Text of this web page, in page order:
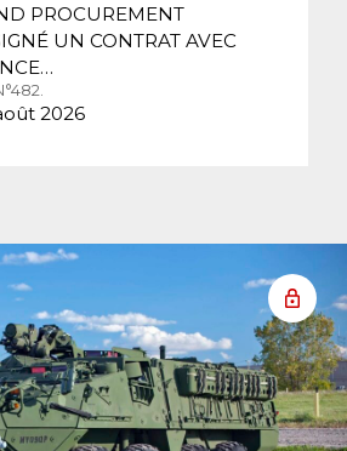
PROCUREMENT
UN CONTRAT AVEC
2026